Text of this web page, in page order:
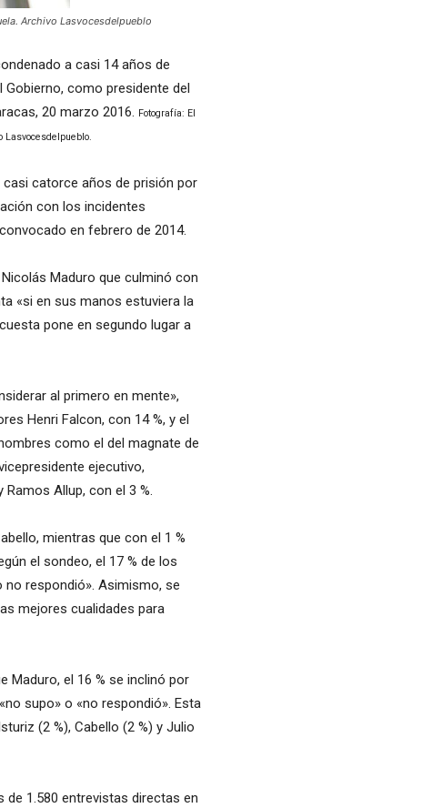
Archivo Lasvocesdelpueblo
a casi 14 años de
como presidente del
20 marzo 2016. Fotografía: El
Lasvocesdelpueblo.
casi catorce años de prisión por
con los incidentes
en febrero de 2014.
Maduro que culminó con
«si en sus manos estuviera la
pone en segundo lugar a
al primero en mente»,
Henri Falcon, con 14 %, y el
como el del magnate de
ejecutivo,
Allup, con el 3 %.
mientras que con el 1 %
el sondeo, el 17 % de los
no respondió». Asimismo, se
mejores cualidades para
Maduro, el 16 % se inclinó por
supo» o «no respondió». Esta
(2 %), Cabello (2 %) y Julio
1.580 entrevistas directas en